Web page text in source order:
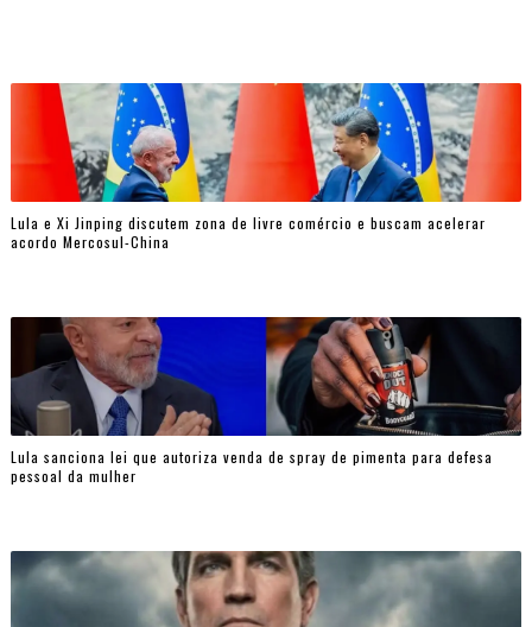
Lula e Xi Jinping discutem zona de livre comércio e buscam acelerar
acordo Mercosul-China
Lula sanciona lei que autoriza venda de spray de pimenta para defesa
pessoal da mulher